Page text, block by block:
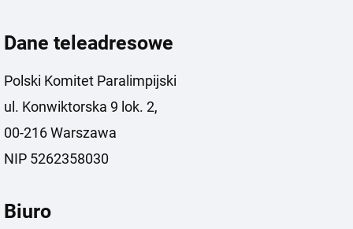
Dane teleadresowe
Polski Komitet Paralimpijski
ul. Konwiktorska 9 lok. 2,
00-216 Warszawa
NIP 5262358030
Biuro